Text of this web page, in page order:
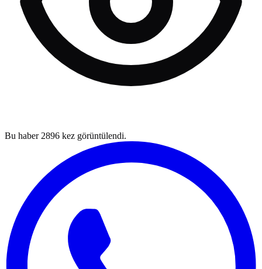
Bu haber 2896 kez görüntülendi.